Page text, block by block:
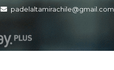
padelaltamirachile@gmail.com